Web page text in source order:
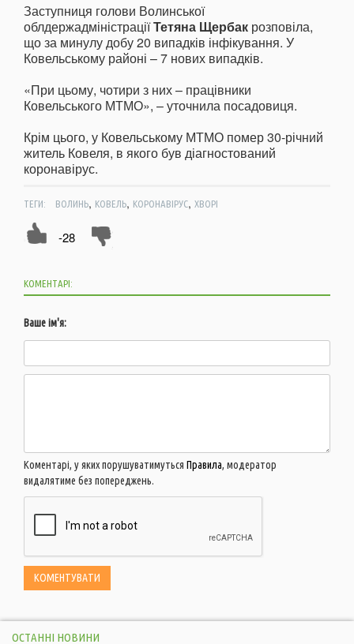
Заступниця голови Волинської
облдержадміністраціїТетяна Щербак розповіла,
що за минулу добу 20 випадків інфікування. У
Ковельському районі – 7 нових випадків.
«При цьому, чотири з них – працівники
Ковельського МТМО», – уточнила посадовиця.
Крім цього, у Ковельському МТМО помер 30-річний
житель Ковеля, в якого був діагностований
коронавірус.
ТЕГИ: ВОЛИНЬ, КОВЕЛЬ, КОРОНАВІРУС, ХВОРІ
-28
КОМЕНТАРІ:
Ваше ім'я:
Коментарі, у яких порушуватимуться Правила, модератор
видалятиме без попереджень.
ОСТАННІ НОВИНИ